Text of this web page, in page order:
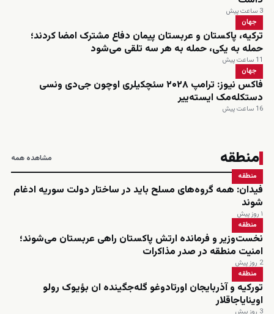
3 ساعت پیش
جهان
ترکیه، پاکستان و عربستان پیمان دفاع مشترک امضا کردند؛
حمله به یکی، حمله به هر سه تلقی می‌شود
11 ساعت پیش
جهان
فاکس نیوز: ترامپ ۲۰۲۸ سئچکیلری اوچون جی‌دی ونسی
دستکله‌مک ایسته‌ییر
16 ساعت پیش
منطقه مشاهده همه
منطقه
فیدان: همه گروه‌های مسلح باید در ساختار دولت سوریه ادغام
شوند
۱ روز پیش
منطقه
نخست‌وزیر و فرمانده ارتش پاکستان راهی عربستان می‌شوند؛
امنیت منطقه در صدر مذاکرات
2 روز پیش
منطقه
تورکیه و آذربایجان اورتادوغو گله‌جگینده ان بؤیوک رولو
اوینایاجاقلار
3 روز پیش